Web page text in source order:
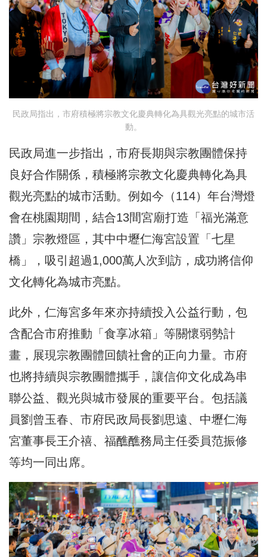
民政局指出，市府積極將宗教文化慶典轉化為具觀光亮點的城市活
動。
民政局進一步指出，市府長期與宗教團體保持
良好合作關係，積極將宗教文化慶典轉化為具
觀光亮點的城市活動。例如今（114）年台灣燈
會在桃園期間，結合13間宮廟打造「福光滿意
讚」宗教燈區，其中中壢仁海宮設置「七星
橋」，吸引超過1,000萬人次到訪，成功將信仰
文化轉化為城市亮點。
此外，仁海宮多年來亦持續投入公益行動，包
含配合市府推動「食享冰箱」等關懷弱勢計
畫，展現宗教團體回饋社會的正向力量。市府
也將持續與宗教團體攜手，讓信仰文化成為串
聯公益、觀光與城市發展的重要平台。包括議
員劉曾玉春、市府民政局長劉思遠、中壢仁海
宮董事長王介禧、福醮醮務局主任委員范振修
等均一同出席。